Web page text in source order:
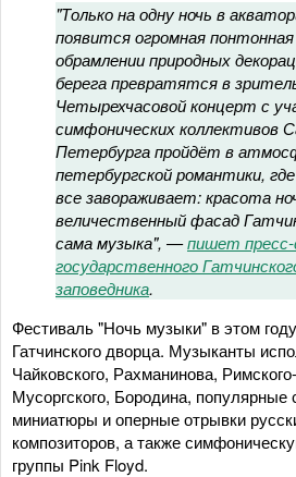
"Только на одну ночь в
появится огромная
обрамлении природных
берега превратятся в
Четырехчасовой концерт с
симфонических коллективов
Петербурга пройдёт в
петербургской романтики, где
все завораживает: красота
величественный фасад
сама музыка", —пишет
государственного
заповедника.
Фестиваль "Ночь музыки" в этом
Гатчинского дворца. Музыканты
Чайковского, Рахманинова,
Мусоргского, Бородина,
миниатюры и оперные отрывки
композиторов, а также
группы Pink Floyd.